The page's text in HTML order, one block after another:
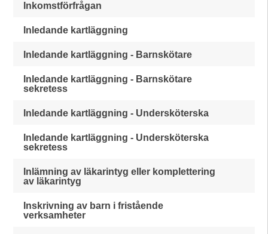
Inkomstförfrågan
Inledande kartläggning
Inledande kartläggning - Barnskötare
Inledande kartläggning - Barnskötare
sekretess
Inledande kartläggning - Undersköterska
Inledande kartläggning - Undersköterska
sekretess
Inlämning av läkarintyg eller komplettering
av läkarintyg
Inskrivning av barn i fristående
verksamheter